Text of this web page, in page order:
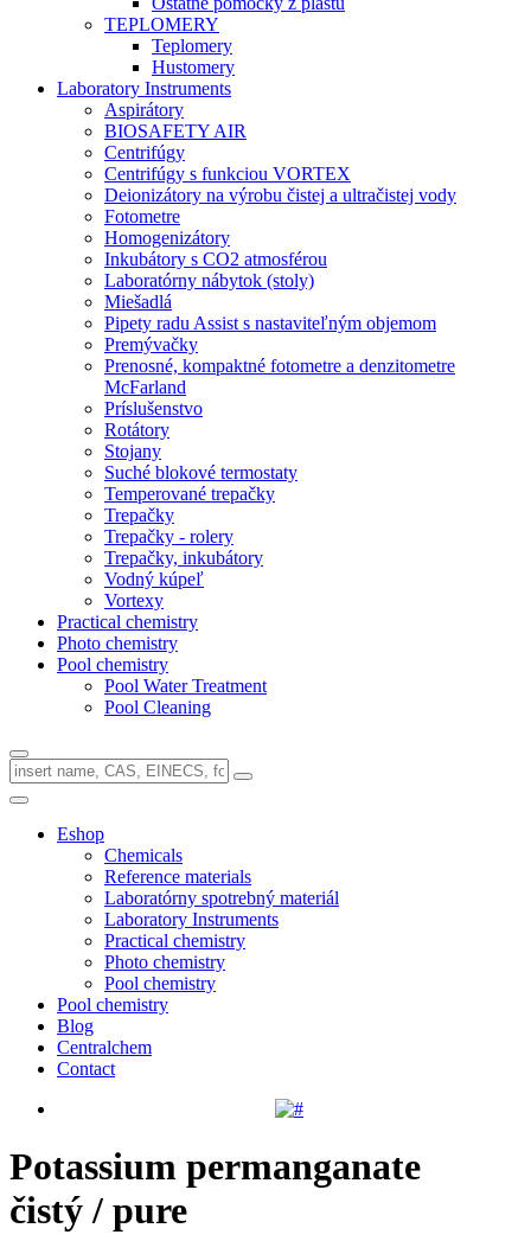
TEPLOMERY
Teplomery
Hustomery
Laboratory Instruments
Aspirátory
BIOSAFETY AIR
Centrifúgy
Centrifúgy s funkciou VORTEX
Deionizátory na výrobu čistej a ultračistej vody
Fotometre
Homogenizátory
Inkubátory s CO2 atmosférou
Laboratórny nábytok (stoly)
Miešadlá
Pipety radu Assist s nastaviteľným objemom
Premývačky
Prenosné, kompaktné fotometre a denzitometre
McFarland
Príslušenstvo
Rotátory
Stojany
Suché blokové termostaty
Temperované trepačky
Trepačky
Trepačky - rolery
Trepačky, inkubátory
Vodný kúpeľ
Vortexy
Practical chemistry
Photo chemistry
Pool chemistry
Pool Water Treatment
Pool Cleaning
Eshop
Chemicals
Reference materials
Laboratórny spotrebný materiál
Laboratory Instruments
Practical chemistry
Photo chemistry
Pool chemistry
Pool chemistry
Blog
Centralchem
Contact
Potassium permanganate
čistý / pure